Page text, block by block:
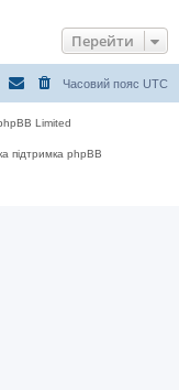
Перейти
Часовий пояс UTC
Limited
підтримка phpBB